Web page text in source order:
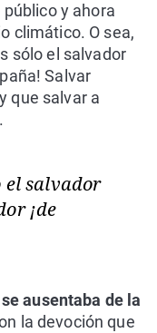
y ahora
climático. O sea,
sólo el salvador
Salvar
que salvar a
el salvador
¡de
ausentaba de la
la devoción que